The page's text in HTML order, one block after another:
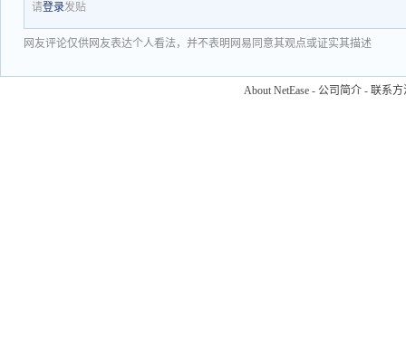
请登录发贴
网友评论仅供网友表达个人看法，并不表明网易同意其观点或证实其描述
About NetEase - 公司简介 - 联系方